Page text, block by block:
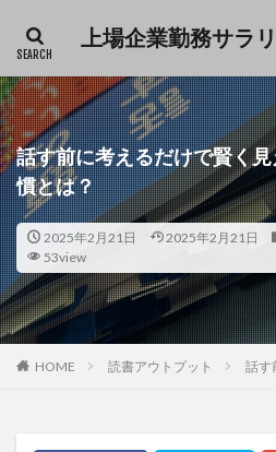
上場企業勤務サラ
話す前に考えるだけで賢く
慣とは？
2025年2月21日 2025年2月21日
53view
HOME 読書アウトプット 話す
ファッション デザイン 流行
カテゴリー
タグ
Excel 仕事 育児
検索